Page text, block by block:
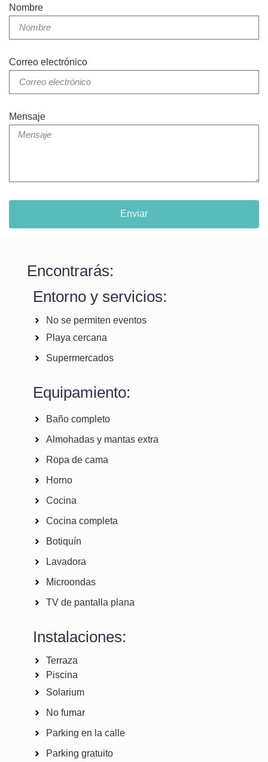
Nombre
Correo electrónico
Mensaje
Enviar
Encontrarás:
Entorno y servicios:
No se permiten eventos
Playa cercana
Supermercados
Equipamiento:
Baño completo
Almohadas y mantas extra
Ropa de cama
Horno
Cocina
Cocina completa
Botiquín
Lavadora
Microondas
TV de pantalla plana
Instalaciones:
Terraza
Piscina
Solarium
No fumar
Parking en la calle
Parking gratuito